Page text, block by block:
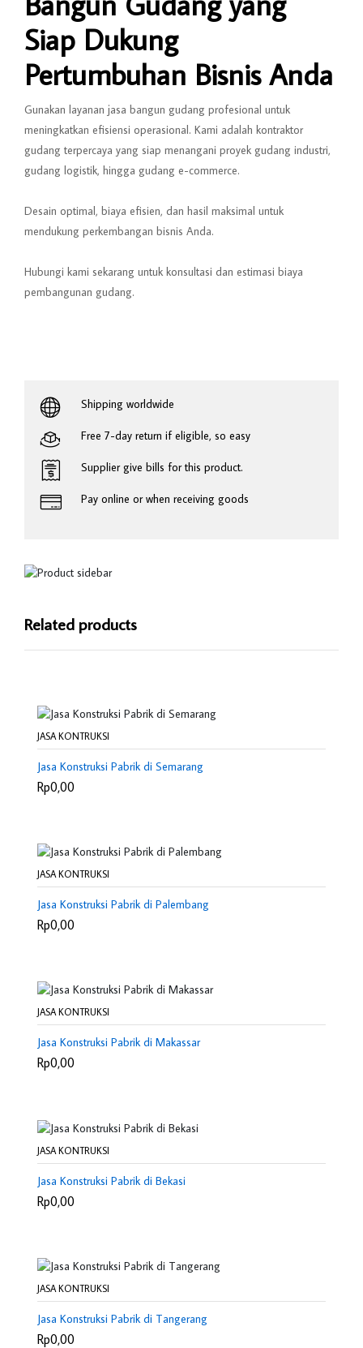
Siap Dukung
Pertumbuhan Bisnis Anda
Gunakan layanan jasa bangun gudang profesional untuk
meningkatkan efisiensi operasional. Kami adalah kontraktor
gudang terpercaya yang siap menangani proyek gudang industri,
gudang logistik, hingga gudang e-commerce.
Desain optimal, biaya efisien, dan hasil maksimal untuk
mendukung perkembangan bisnis Anda.
Hubungi kami sekarang untuk konsultasi dan estimasi biaya
pembangunan gudang.
Shipping worldwide
Free 7-day return if eligible, so easy
Supplier give bills for this product.
Pay online or when receiving goods
Related products
JASA KONTRUKSI
Jasa Konstruksi Pabrik di Semarang
Rp0,00
JASA KONTRUKSI
Jasa Konstruksi Pabrik di Palembang
Rp0,00
JASA KONTRUKSI
Jasa Konstruksi Pabrik di Makassar
Rp0,00
JASA KONTRUKSI
Jasa Konstruksi Pabrik di Bekasi
Rp0,00
JASA KONTRUKSI
Jasa Konstruksi Pabrik di Tangerang
Rp0,00